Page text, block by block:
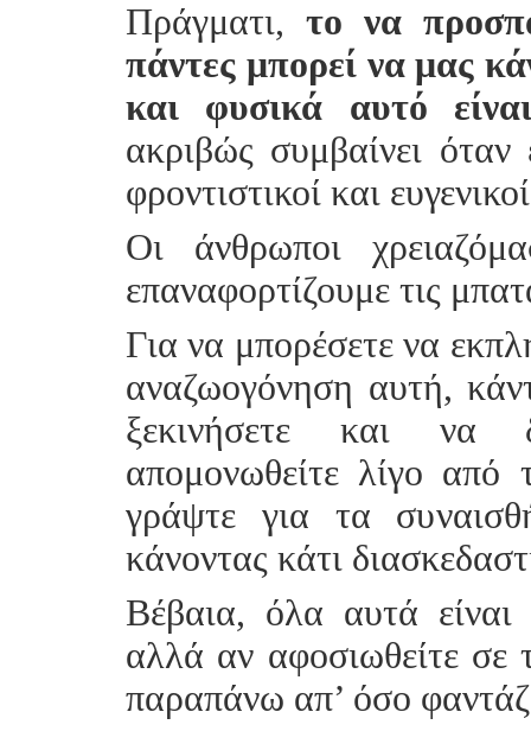
Πράγματι, το να
πάντες μπορεί να μας
και φυσικά αυτό
ακριβώς συμβαίνει όταν
φροντιστικοί και
Οι άνθρωποι
επαναφορτίζουμε τις
Για να μπορέσετε να
αναζωογόνηση αυτή,
ξεκινήσετε και να
απομονωθείτε λίγο από
γράψτε για τα
κάνοντας κάτι
Βέβαια, όλα αυτά
αλλά αν αφοσιωθείτε σε
παραπάνω απ’ όσο